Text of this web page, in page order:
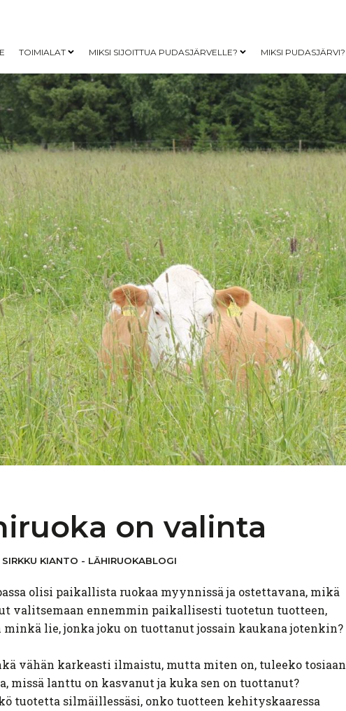
TOIMIALAT
Open child menu
MIKSI SIJOITTUA PUDASJÄRVELLE?
Open child menu
MIKSI PUDASJÄRVI?
on valinta
SIRKKU KIANTO - LÄHIRUOKABLOGI
olisi paikallista ruokaa myynnissä ja ostettavana, mikä
valitsemaan ennemmin paikallisesti tuotetun tuotteen,
minkä lie, jonka joku on tuottanut jossain kaukana jotenkin?
vähän karkeasti ilmaistu, mutta miten on, tuleeko tosiaan
missä lanttu on kasvanut ja kuka sen on tuottanut?
tuotetta silmäillessäsi, onko tuotteen kehityskaaressa